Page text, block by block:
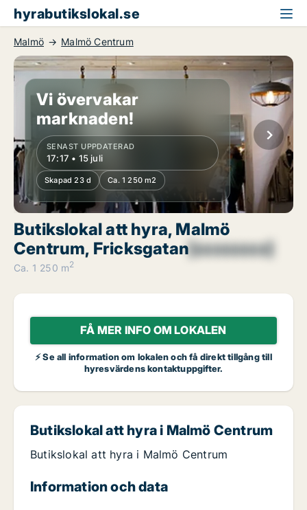
hyrabutikslokal.se
Malmö Malmö Centrum
Vi övervakar
marknaden!
SENAST UPPDATERAD
17:17 • 15 juli
Skapad 23 d Ca. 1 250 m2
Butikslokal att hyra, Malmö
Centrum, Fricksgatan[xxxxxxxx]
Ca. 1 250 m2
FÅ MER INFO OM LOKALEN
⚡ Se all information om lokalen och få direkt tillgång till
hyresvärdens kontaktuppgifter.
Butikslokal att hyra i Malmö Centrum
Butikslokal att hyra i Malmö Centrum
Information och data